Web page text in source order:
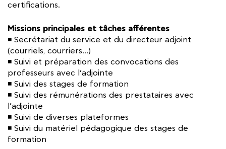
certifications.
Missions principales et tâches afférentes
◾ Secrétariat du service et du directeur adjoint
(courriels, courriers…)
◾ Suivi et préparation des convocations des
professeurs avec l’adjointe
◾ Suivi des stages de formation
◾ Suivi des rémunérations des prestataires avec
l’adjointe
◾ Suivi de diverses plateformes
◾ Suivi du matériel pédagogique des stages de
formation